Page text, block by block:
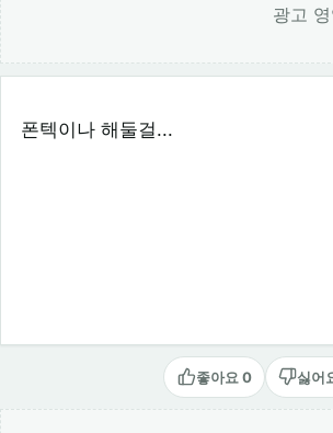
광고 영
폰텍이나 해둘걸...
좋아요 0 싫어